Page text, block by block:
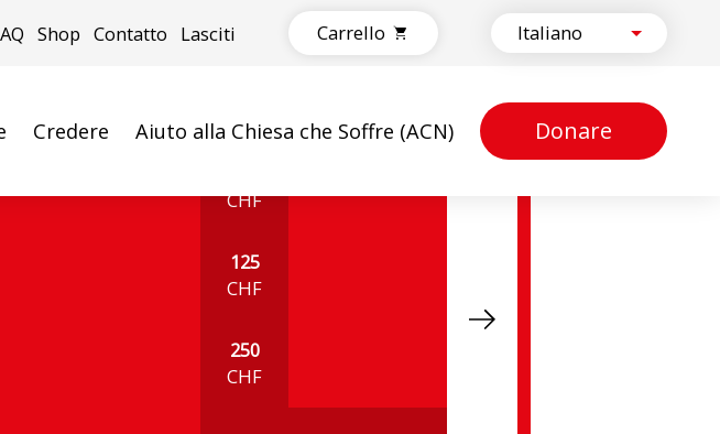
Shop Contatto Lasciti Carrello
Credere Aiuto alla Chiesa che Soffre (ACN) Donare
CHF
125
CHF
250
CHF